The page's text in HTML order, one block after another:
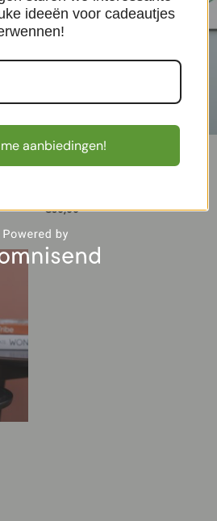
Rhaphidophora Celatocaulis –
P14
€39,99
ideeën voor cadeautjes
aanbiedingen!